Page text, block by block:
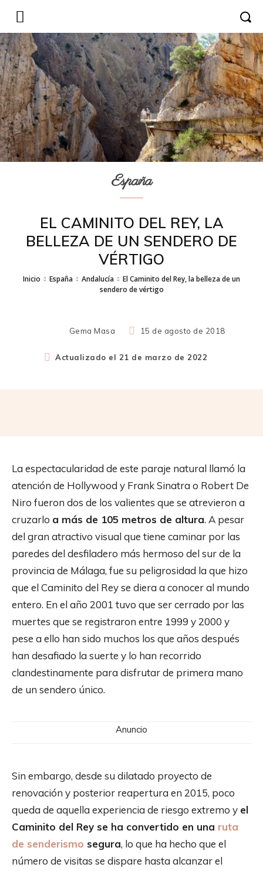
España
EL CAMINITO DEL REY, LA
BELLEZA DE UN SENDERO DE
VÉRTIGO
Inicio España Andalucía
El Caminito del Rey, la belleza de un
sendero de vértigo
Gema Masa 15 de agosto de 2018
Actualizado el 21 de marzo de 2022
La espectacularidad de este paraje natural llamó la
atención de Hollywood y Frank Sinatra o Robert De
Niro fueron dos de los valientes que se atrevieron a
cruzarlo a más de 105 metros de altura. A pesar
del gran atractivo visual que tiene caminar por las
paredes del desfiladero más hermoso del sur de la
provincia de Málaga, fue su peligrosidad la que hizo
que el Caminito del Rey se diera a conocer al mundo
entero. En el año 2001 tuvo que ser cerrado por las
muertes que se registraron entre 1999 y 2000 y
pese a ello han sido muchos los que años después
han desafiado la suerte y lo han recorrido
clandestinamente para disfrutar de primera mano
de un sendero único.
Anuncio
Sin embargo, desde su dilatado proyecto de
renovación y posterior reapertura en 2015, poco
queda de aquella experiencia de riesgo extremo y el
Caminito del Rey se ha convertido en una ruta
de senderismo segura, lo que ha hecho que el
número de visitas se dispare hasta alcanzar el